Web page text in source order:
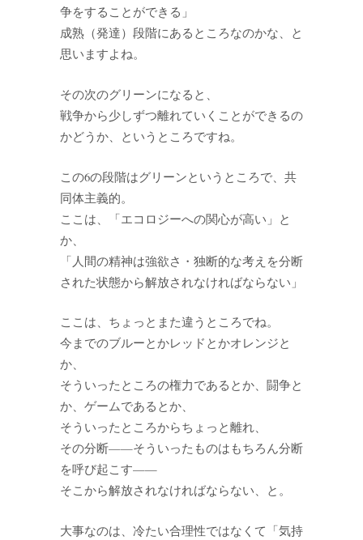
争をすることができる」
成熟（発達）段階にあるところなのかな、と
思いますよね。
その次のグリーンになると、
戦争から少しずつ離れていくことができるの
かどうか、というところですね。
この6の段階はグリーンというところで、共
同体主義的。
ここは、「エコロジーへの関心が高い」と
か、
「人間の精神は強欲さ・独断的な考えを分断
された状態から解放されなければならない」
ここは、ちょっとまた違うところでね。
今までのブルーとかレッドとかオレンジと
か、
そういったところの権力であるとか、闘争と
か、ゲームであるとか、
そういったところからちょっと離れ、
その分断——そういったものはもちろん分断
を呼び起こす——
そこから解放されなければならない、と。
大事なのは、冷たい合理性ではなくて「気持